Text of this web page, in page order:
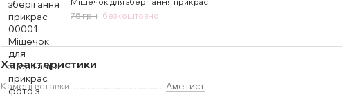
75 грн безкоштовно
Характеристики
Камені вставки Аметист